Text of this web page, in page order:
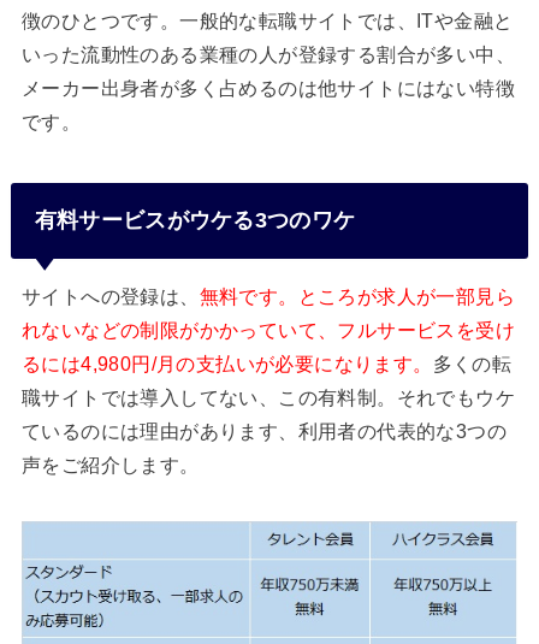
徴のひとつです。一般的な転職サイトでは、ITや金融と
いった流動性のある業種の人が登録する割合が多い中、
メーカー出身者が多く占めるのは他サイトにはない特徴
です。
有料サービスがウケる3つのワケ
サイトへの登録は、 無料です。ところが求人が一部見ら
れないなどの制限がかかっていて、フルサービスを受け
るには4,980円/月の支払いが必要になります。 多くの転
職サイトでは導入してない、この有料制。それでもウケ
ているのには理由があります、利用者の代表的な3つの
声をご紹介します。